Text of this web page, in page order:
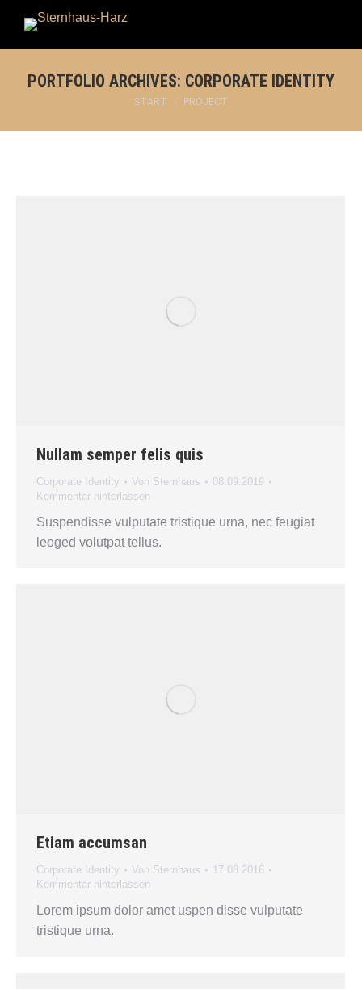
Search:
PORTFOLIO ARCHIVES: CORPORATE IDENTITY
Sie befinden sich hier:
START PROJECT
Nullam semper felis quis
Corporate Identity Von Sternhaus
08.09.2019
Kommentar hinterlassen
Suspendisse vulputate tristique urna, nec feugiat
leoged volutpat tellus.
Etiam accumsan
Corporate Identity Von Sternhaus
17.08.2016
Kommentar hinterlassen
Lorem ipsum dolor amet uspen disse vulputate
tristique urna.